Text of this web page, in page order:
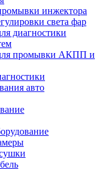
инжектора
света фар
диагностики
промывки АКПП и
авто